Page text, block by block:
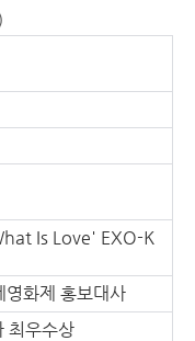
Is Love' EXO-K
화제 홍보대사
최우수상